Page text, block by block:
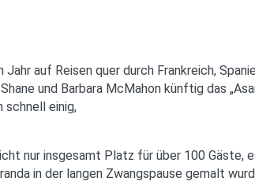
Jahr auf Reisen quer durch Frankreich,
und Barbara McMahon künftig das
schnell einig,
nur insgesamt Platz für über 100 Gäste,
in der langen Zwangspause gemalt